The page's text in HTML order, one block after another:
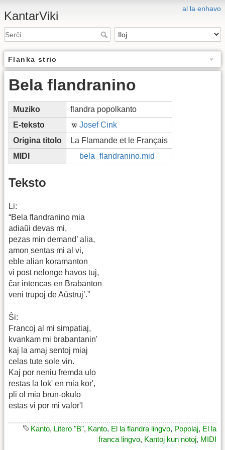
al la enhavo
KantarViki
Flanka strio
Bela flandranino
Muziko
flandra popolkanto
E-teksto
Josef Cink
Origina titolo
La Flamande et le Français
MIDI
bela_flandranino.mid
Teksto
Li:
“Bela flandranino mia
adiaŭi devas mi,
pezas min demand’ alia,
amon sentas mi al vi,
eble alian koramanton
vi post nelonge havos tuj,
ĉar intencas en Brabanton
veni trupoj de Aŭstruj’.”
Ŝi:
Francoj al mi simpatiaj,
kvankam mi brabantanin'
kaj la amaj sentoj miaj
celas tute sole vin.
Kaj por neniu fremda ulo
restas la lok' en mia kor',
pli ol mia brun-okulo
estas vi por mi valor'!
Kanto, Litero "B", Kanto, El la flandra lingvo, Popolaj, El la
franca lingvo, Kantoj kun notoj, MIDI